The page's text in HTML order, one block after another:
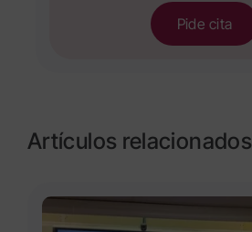
Pide cita
Artículos relacionados